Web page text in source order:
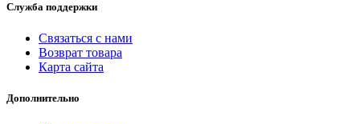
Служба поддержки
Связаться с нами
Возврат товара
Карта сайта
Дополнительно